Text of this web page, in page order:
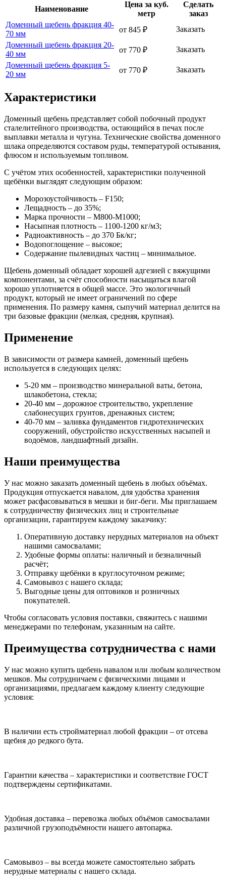
Наименование
Цена за куб.
метр
Сделать
заказ
Доменный щебень фракция 40-
70 мм
от 845 ₽
Заказать
Доменный щебень фракция 20-
40 мм
от 770 ₽
Заказать
Доменный щебень фракция 5-
20 мм
от 770 ₽ Заказать
Характеристики
Доменный щебень представляет собой побочный продукт
сталелитейного производства, остающийся в печах после
выплавки металла и чугуна. Технические свойства доменного
шлака определяются составом руды, температурой остывания,
флюсом и используемым топливом.
С учётом этих особенностей, характеристики полученной
щебёнки выглядят следующим образом:
Морозоустойчивость – F150;
Лещадность – до 35%;
Марка прочности – М800-М1000;
Насыпная плотность – 1100-1200 кг/м3;
Радиоактивность – до 370 Бк/кг;
Водопоглощение – высокое;
Содержание пылевидных частиц – минимальное.
Щебень доменный обладает хорошей адгезией с вяжущими
компонентами, за счёт способности насыщаться влагой
хорошо уплотняется в общей массе. Это экологичный
продукт, который не имеет ограничений по сфере
применения. По размеру камня, сыпучий материал делится на
три базовые фракции (мелкая, средняя, крупная).
Применение
В зависимости от размера камней, доменный щебень
используется в следующих целях:
5-20 мм – производство минеральной ваты, бетона,
шлакобетона, стекла;
20-40 мм – дорожное строительство, укрепление
слабонесущих грунтов, дренажных систем;
40-70 мм – заливка фундаментов гидротехнических
сооружений, обустройство искусственных насыпей и
водоёмов, ландшафтный дизайн.
Наши преимущества
У нас можно заказать доменный щебень в любых объёмах.
Продукция отпускается навалом, для удобства хранения
может расфасовываться в мешки и биг-беги. Мы приглашаем
к сотрудничеству физических лиц и строительные
организации, гарантируем каждому заказчику:
Оперативную доставку нерудных материалов на объект
нашими самосвалами;
Удобные формы оплаты: наличный и безналичный
расчёт;
Отправку щебёнки в круглосуточном режиме;
Самовывоз с нашего склада;
Выгодные цены для оптовиков и розничных
покупателей.
Чтобы согласовать условия поставки, свяжитесь с нашими
менеджерами по телефонам, указанным на сайте.
Преимущества сотрудничества с нами
У нас можно купить щебень навалом или любым количеством
мешков. Мы сотрудничаем с физическими лицами и
организациями, предлагаем каждому клиенту следующие
условия:
В наличии есть стройматериал любой фракции – от отсева
щебня до редкого бута.
Гарантии качества – характеристики и соответствие ГОСТ
подтверждены сертификатами.
Удобная доставка – перевозка любых объёмов самосвалами
различной грузоподъёмности нашего автопарка.
Самовывоз – вы всегда можете самостоятельно забрать
нерудные материалы с нашего склада.